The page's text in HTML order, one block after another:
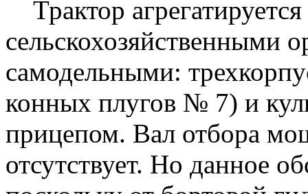
Трактор
сельскохозяйственными
самодельными:
конных плугов № 7) и
прицепом. Вал отбора
отсутствует. Но данное